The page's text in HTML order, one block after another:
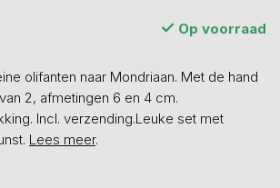
Op voorraad
olifanten naar Mondriaan. Met de hand
2, afmetingen 6 en 4 cm.
Incl. verzending.Leuke set met
Lees meer.